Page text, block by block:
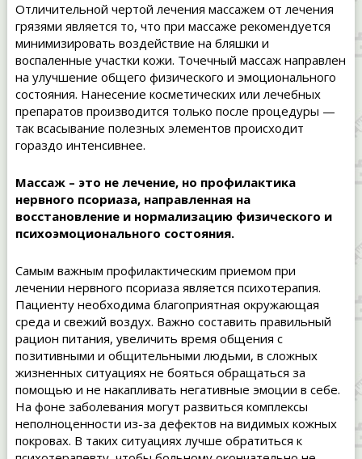
Отличительной чертой лечения массажем от лечения
грязями является то, что при массаже рекомендуется
минимизировать воздействие на бляшки и
воспаленные участки кожи. Точечный массаж направлен
на улучшение общего физического и эмоционального
состояния. Нанесение косметических или лечебных
препаратов производится только после процедуры —
так всасывание полезных элементов происходит
гораздо интенсивнее.
Массаж – это не лечение, но профилактика
нервного псориаза, направленная на
восстановление и нормализацию физического и
психоэмоционального состояния.
Самым важным профилактическим приемом при
лечении нервного псориаза является психотерапия.
Пациенту необходима благоприятная окружающая
среда и свежий воздух. Важно составить правильный
рацион питания, увеличить время общения с
позитивными и общительными людьми, в сложных
жизненных ситуациях не бояться обращаться за
помощью и не накапливать негативные эмоции в себе.
На фоне заболевания могут развиться комплексы
неполноценности из-за дефектов на видимых кожных
покровах. В таких ситуациях лучше обратиться к